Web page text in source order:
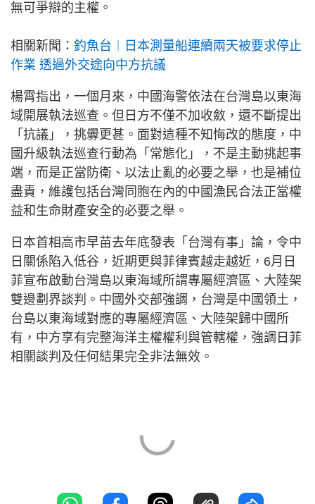
無可爭辯的主權。
相關新聞： 釣魚台︱日本測量船連續兩天被要求停止
作業 透過外交途向中方抗議
楊霄指出，一個月來，中國海警依法在台灣島以東海
域開展執法巡查。但日方不僅不加收斂，還不斷提出
「抗議」，挑釁更甚。面對這種不知悔改的態度，中
國升級執法巡查行動為「常態化」，不是主動挑起事
端，而是正當防衛、以法止亂的必要之舉，也是補位
盡責，維護包括台灣同胞在內的中國漁民合法正當權
益和生命財產安全的必要之舉。
日本首相高市早苗去年底發表「台灣有事」論，令中
日關係陷入低谷，近期更與菲律賓越走越近，6月日
菲宣布啟動台灣島以東海域所謂專屬經濟區、大陸架
雙邊劃界談判。中國外交部強調，台灣是中國領土，
台島以東海域對應的專屬經濟區、大陸架歸中國所
有，中方享有完整海洋主權權利與管轄權，強調日菲
相關談判及任何結果完全非法無效。